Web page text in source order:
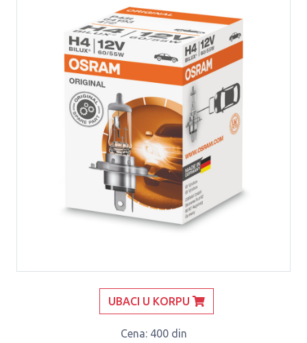
UBACI U KORPU
Cena: 400 din